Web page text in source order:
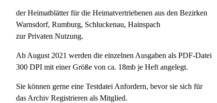
der Heimatblätter für die Heimatvertriebenen aus den Bezirken
Warnsdorf, Rumburg, Schluckenau, Hainspach
zur Privaten Nutzung.
Ab August 2021 werden die einzelnen Ausgaben als PDF-Datei
300 DPI mit einer Größe von ca. 18mb je Heft angelegt.
Sie können gerne eine Testdatei Anfordern, bevor sie sich für
das Archiv Registrieren als Mitglied.